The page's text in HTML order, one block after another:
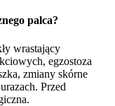
palca?
wrastający
egzostoza
zmiany skórne
Przed